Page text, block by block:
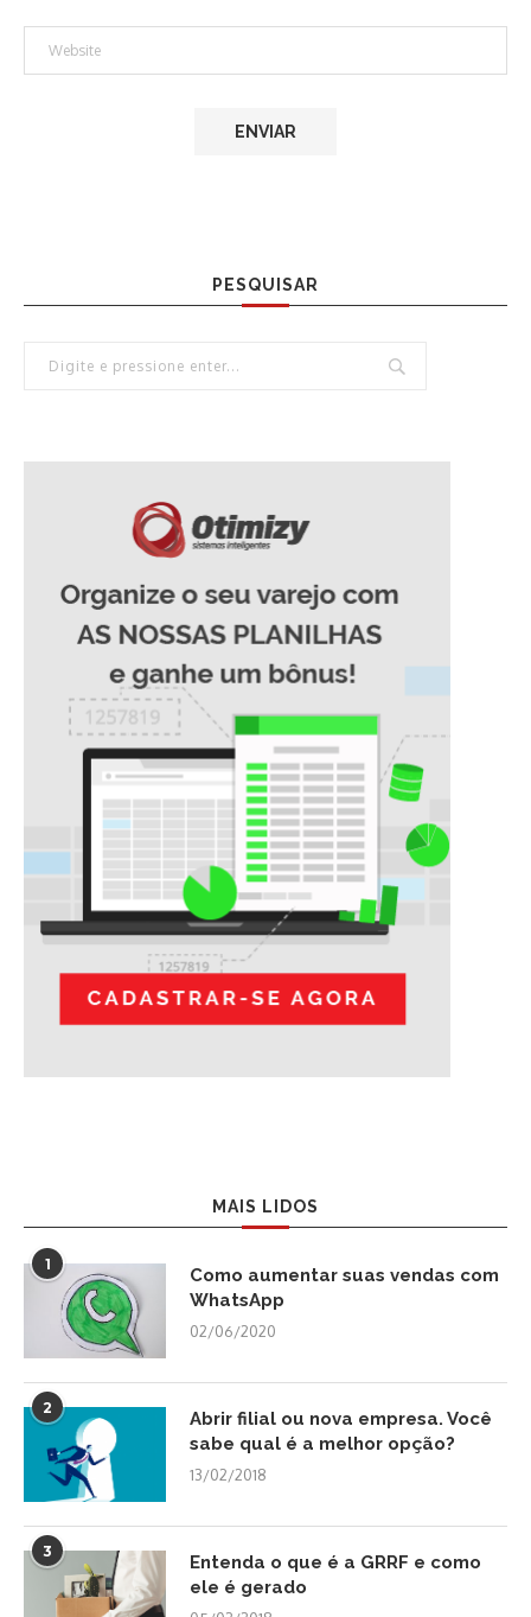
PESQUISAR
MAIS LIDOS
1
Como aumentar suas vendas com
WhatsApp
02/06/2020
2
Abrir filial ou nova empresa. Você
sabe qual é a melhor opção?
13/02/2018
3
Entenda o que é a GRRF e como
ele é gerado